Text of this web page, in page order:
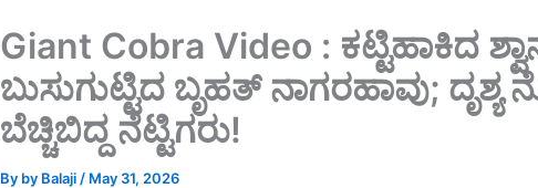
Giant Cobra Video : ಕಟ್ಟಿಹಾಕಿದ
ಬುಸುಗುಟ್ಟಿದ ಬೃಹತ್ ನಾಗರಹಾವು;
ಬೆಚ್ಚಿಬಿದ್ದ ನೆಟ್ಟಿಗರು!
By by Balaji / May 31, 2026